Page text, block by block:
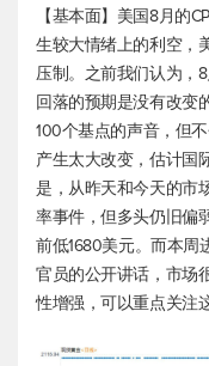
【基本面】美国8月的
生较大情绪上的利空，
压制。之前我们认为，
回落的预期是没有改变
100个基点的声音，但
产生太大改变，估计国
是，从昨天和今天的市
率事件，但多头仍旧偏
前低1680美元。而本周
官员的公开讲话，市场
性增强，可以重点关注